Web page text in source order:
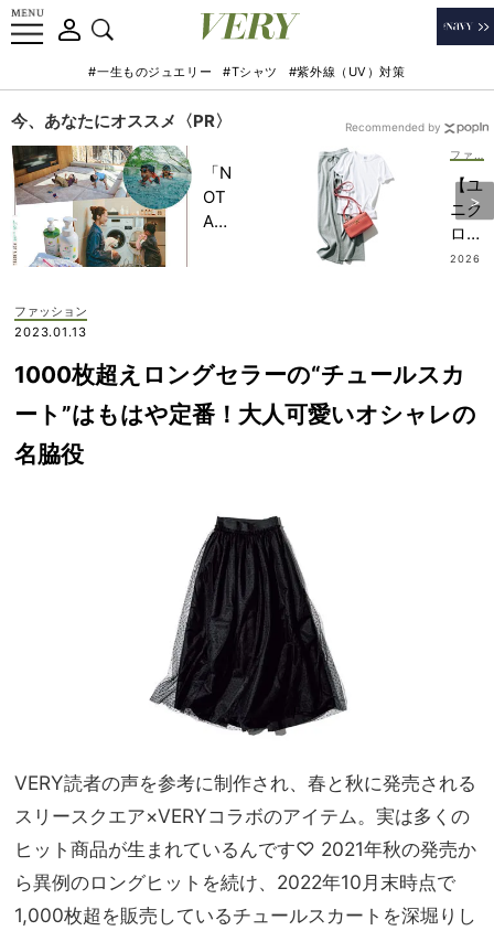
#一生ものジュエリー #Tシャツ #紫外線（UV）対策
今、あなたにオススメ〈PR〉
「N
OT
A
記憶
に一
生残
家族
旅】
を
【ユ
ニク
ロ】
の楽
品！
気温
差に
2026
Recommended by
ファッション
2023.01.13
1000枚超えロングセラーの“チュールスカ
ート”はもはや定番！大人可愛いオシャレの
名脇役
VERY読者の声を参考に制作され、春と秋に発売される
スリースクエア×VERYコラボのアイテム。実は多くの
ヒット商品が生まれているんです♡ 2021年秋の発売か
ら異例のロングヒットを続け、2022年10月末時点で
1,000枚超を販売しているチュールスカートを深堀りし